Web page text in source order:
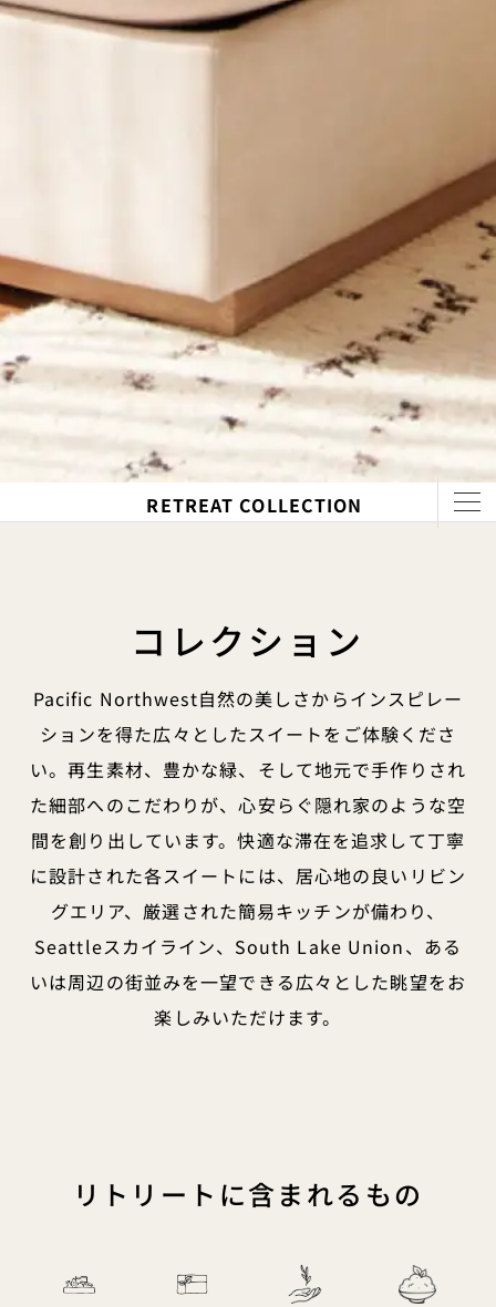
RETREAT COLLECTION
コレクション
Pacific Northwest自然の美しさからインスピレー
ションを得た広々としたスイートをご体験くださ
い。再生素材、豊かな緑、そして地元で手作りされ
た細部へのこだわりが、心安らぐ隠れ家のような空
間を創り出しています。快適な滞在を追求して丁寧
に設計された各スイートには、居心地の良いリビン
グエリア、厳選された簡易キッチンが備わり、
Seattleスカイライン、South Lake Union、ある
いは周辺の街並みを一望できる広々とした眺望をお
楽しみいただけます。
リトリートに含まれるもの